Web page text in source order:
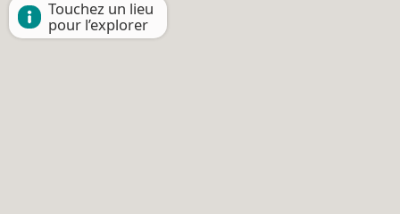
Touchez un lieu
pour l’explorer